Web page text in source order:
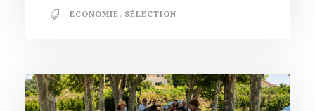
ECONOMIE, SÉLECTION